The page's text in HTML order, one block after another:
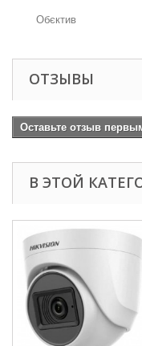
Обєктив
ОТЗЫВЫ
Оставьте отзыв
В ЭТОЙ